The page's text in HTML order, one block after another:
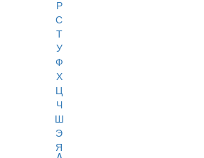
Р
С
Т
У
Ф
Х
Ц
Ч
Ш
Э
Я